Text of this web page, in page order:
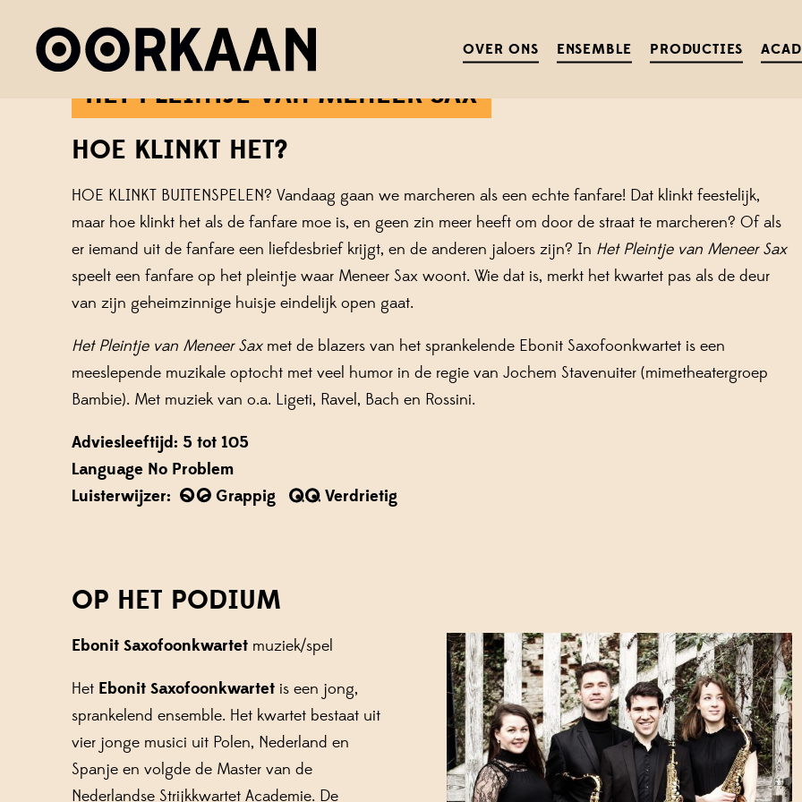
OVER ONS ENSEMBLE PRODUCTIES
HET PLEINTJE VAN MENEER SAX
HOE KLINKT HET?
HOE KLINKT BUITENSPELEN? Vandaag gaan we marcheren als een echte fanfare! Dat klinkt feestelijk,
maar hoe klinkt het als de fanfare moe is, en geen zin meer heeft om door de straat te marcheren? Of als
er iemand uit de fanfare een liefdesbrief krijgt, en de anderen jaloers zijn? In Het Pleintje van Meneer Sax
speelt een fanfare op het pleintje waar Meneer Sax woont. Wie dat is, merkt het kwartet pas als de deur
van zijn geheimzinnige huisje eindelijk open gaat.
Het Pleintje van Meneer Saxmet de blazers van het sprankelende Ebonit Saxofoonkwartet is een
meeslepende muzikale optocht met veel humor in de regie van Jochem Stavenuiter (mimetheatergroep
Bambie). Met muziek van o.a. Ligeti, Ravel, Bach en Rossini.
Adviesleeftijd: 5 tot 105
Language No Problem
Luisterwijzer:
Grappig Verdrietig
OP HET PODIUM
Ebonit Saxofoonkwartet muziek/spel
Het Ebonit Saxofoonkwartet is een jong,
sprankelend ensemble. Het kwartet bestaat uit
vier jonge musici uit Polen, Nederland en
Spanje en volgde de Master van de
Nederlandse Strijkkwartet Academie. De